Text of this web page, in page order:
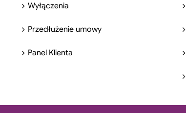
Wyłączenia
Przedłużenie umowy
Panel Klienta